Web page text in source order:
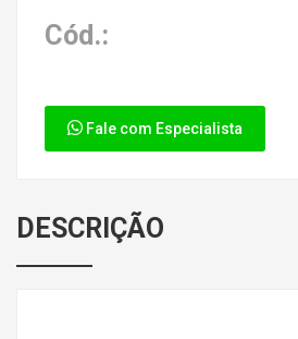
Cód.:
Fale com Especialista
DESCRIÇÃO